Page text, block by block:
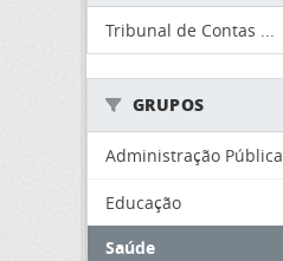
Tribunal de Contas ...
GRUPOS
Administração Pública
Educação
Saúde